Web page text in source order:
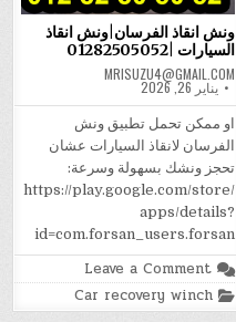
ونش انقاذ الفرسان|ونش انقاذ
السيارات |01282505052
MRISUZU4@GMAIL.COM
يناير 26, 2026
او ممكن تحمل تطبيق ونش
الفرسان لانقاذ السيارات عشان
تحجز ونشك بسهولة وسرعة:
https://play.google.com/store/
apps/details?
id=com.forsan_users.forsan
Leave a Comment
ونش
انقاذ
الفرسان|
Posted
in
Car recovery winch